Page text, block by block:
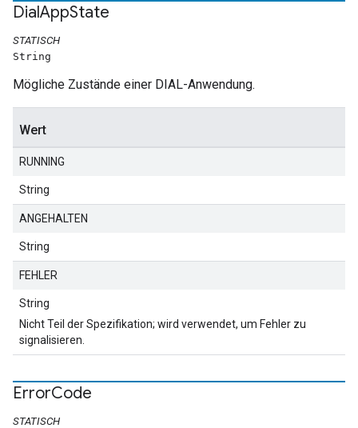
DialAppState
STATISCH
String
Mögliche Zustände einer DIAL-Anwendung.
Wert
RUNNING
String
ANGEHALTEN
String
FEHLER
String
Nicht Teil der Spezifikation; wird verwendet, um Fehler zu
signalisieren.
ErrorCode
STATISCH